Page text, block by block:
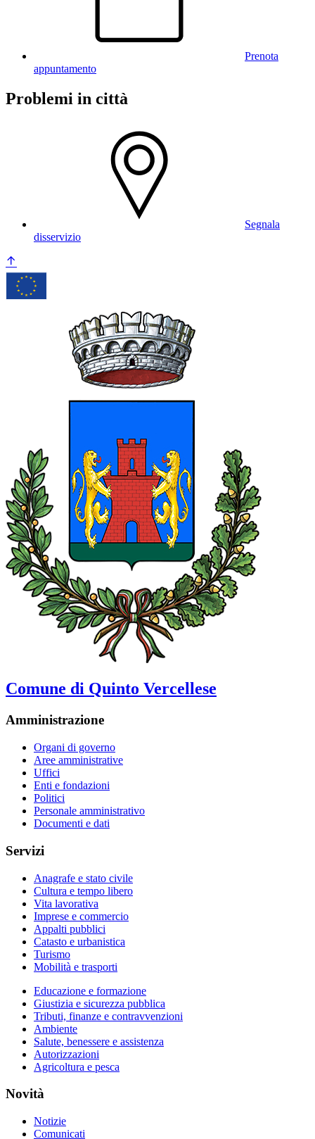
Prenota
appuntamento
Problemi in città
Segnala
disservizio
Comune di Quinto Vercellese
Amministrazione
Organi di governo
Aree amministrative
Uffici
Enti e fondazioni
Politici
Personale amministrativo
Documenti e dati
Servizi
Anagrafe e stato civile
Cultura e tempo libero
Vita lavorativa
Imprese e commercio
Appalti pubblici
Catasto e urbanistica
Turismo
Mobilità e trasporti
Educazione e formazione
Giustizia e sicurezza pubblica
Tributi, finanze e contravvenzioni
Ambiente
Salute, benessere e assistenza
Autorizzazioni
Agricoltura e pesca
Novità
Notizie
Comunicati